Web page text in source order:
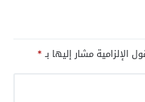
الإلزامية مشار إليها بـ*